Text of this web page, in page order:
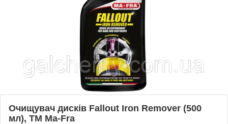
Очищувач дисків Fallout Iron Remover (500
мл), ТМ Ma-Fra